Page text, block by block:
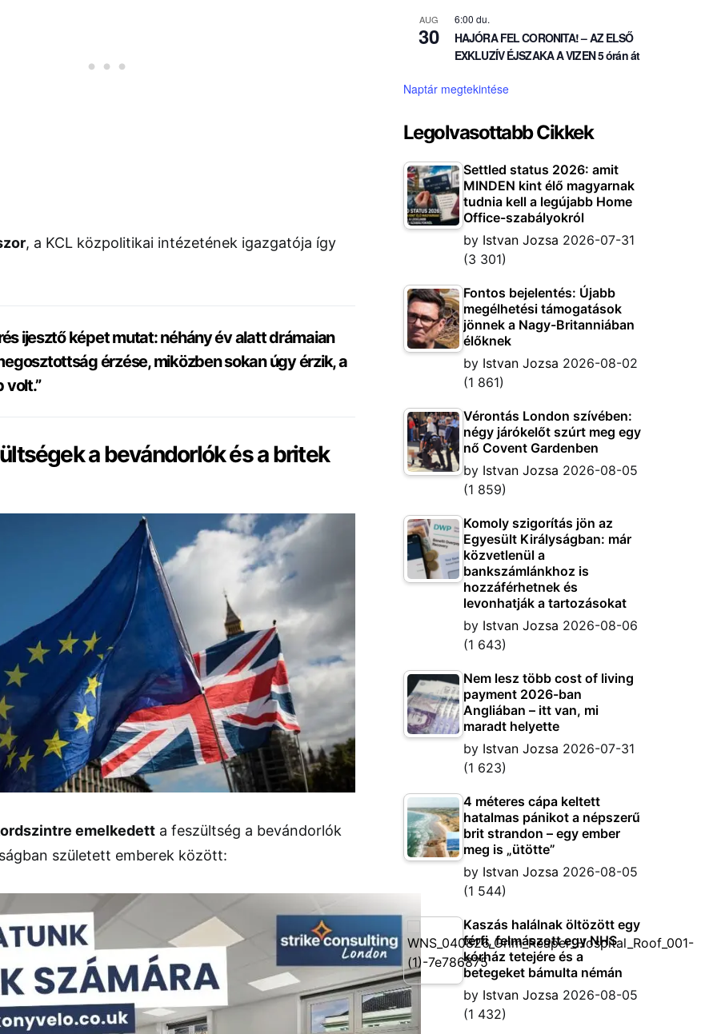
, a KCL közpolitikai intézetének igazgatója így
ijesztő képet mutat: néhány év alatt drámaian
érzése, miközben sokan úgy érzik, a
volt.”
a bevándorlók és a britek
emelkedett a feszültség a bevándorlók
született emberek között:
AUG
30
6:00 du.
HAJÓRA FEL CORONITA! – AZ ELSŐ
EXKLUZÍV ÉJSZAKA A VIZEN 5 órán át
Naptár megtekintése
Legolvasottabb Cikkek
Settled status 2026: amit
MINDEN kint élő magyarnak
tudnia kell a legújabb Home
Office-szabályokról
by Istvan Jozsa 2026-07-31
(3 301)
Fontos bejelentés: Újabb
megélhetési támogatások
jönnek a Nagy-Britanniában
élőknek
by Istvan Jozsa 2026-08-02
(1 861)
Vérontás London szívében:
négy járókelőt szúrt meg egy
nő Covent Gardenben
by Istvan Jozsa 2026-08-05
(1 859)
Komoly szigorítás jön az
Egyesült Királyságban: már
közvetlenül a
bankszámlánkhoz is
hozzáférhetnek és
levonhatják a tartozásokat
by Istvan Jozsa 2026-08-06
(1 643)
Nem lesz több cost of living
payment 2026-ban
Angliában – itt van, mi
maradt helyette
by Istvan Jozsa 2026-07-31
(1 623)
4 méteres cápa keltett
hatalmas pánikot a népszerű
brit strandon – egy ember
meg is „ütötte”
by Istvan Jozsa 2026-08-05
(1 544)
Kaszás halálnak öltözött egy
férfi, felmászott egy NHS
kórház tetejére és a
betegeket bámulta némán
by Istvan Jozsa 2026-08-05
(1 432)